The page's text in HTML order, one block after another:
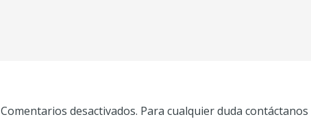
Comentarios desactivados. Para cualquier duda contáctanos